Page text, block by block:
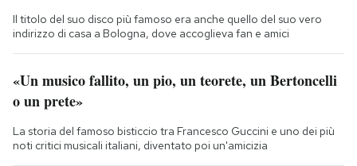
Il titolo del suo disco più famoso era anche quello del suo vero
indirizzo di casa a Bologna, dove accoglieva fan e amici
«Un musico fallito, un pio, un teorete, un Bertoncelli
o un prete»
La storia del famoso bisticcio tra Francesco Guccini e uno dei più
noti critici musicali italiani, diventato poi un'amicizia